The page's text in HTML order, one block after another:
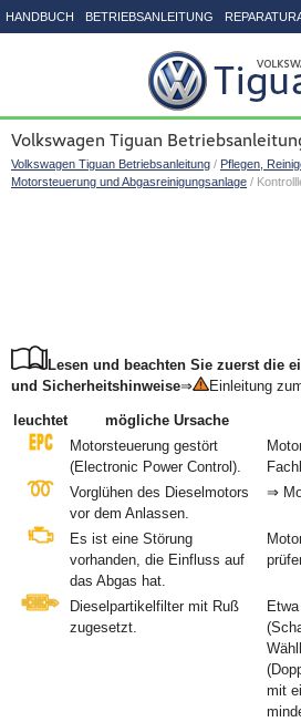
HANDBUCH BETRIEBSANLEITUNG
Volkswagen Tiguan
Volkswagen Tiguan Betriebsanleitung / Pflegen,
Motorsteuerung und Abgasreinigungsanlage /
Lesen und beachten Sie zuerst die
und Sicherheitshinweise⇒ Einleitung
leuchtet mögliche Ursache
Motorsteuerung gestört
(Electronic Power Control).
Vorglühen des Dieselmotors
vor dem Anlassen.
⇒
Es ist eine Störung
vorhanden, die Einfluss auf
das Abgas hat.
Dieselpartikelfilter mit Ruß
zugesetzt.
mit